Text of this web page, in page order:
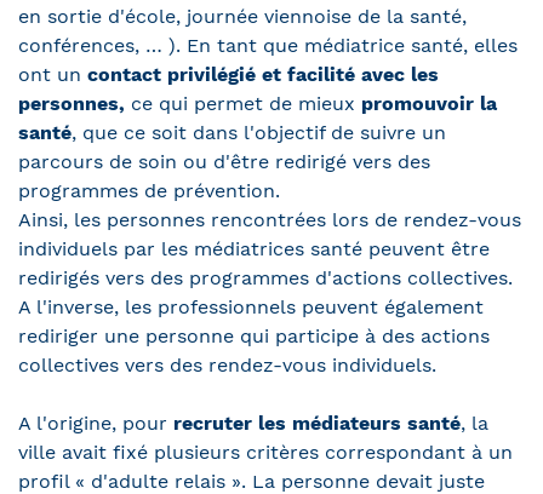
en sortie d'école, journée viennoise de la santé,
conférences, … ). En tant que médiatrice santé, elles
ont un contact privilégié et facilité avec les
personnes, ce qui permet de mieux promouvoir la
santé, que ce soit dans l'objectif de suivre un
parcours de soin ou d'être redirigé vers des
programmes de prévention.
Ainsi, les personnes rencontrées lors de rendez-vous
individuels par les médiatrices santé peuvent être
redirigés vers des programmes d'actions collectives.
A l'inverse, les professionnels peuvent également
rediriger une personne qui participe à des actions
collectives vers des rendez-vous individuels.
A l'origine, pour recruter les médiateurs santé, la
ville avait fixé plusieurs critères correspondant à un
profil « d'adulte relais ». La personne devait juste